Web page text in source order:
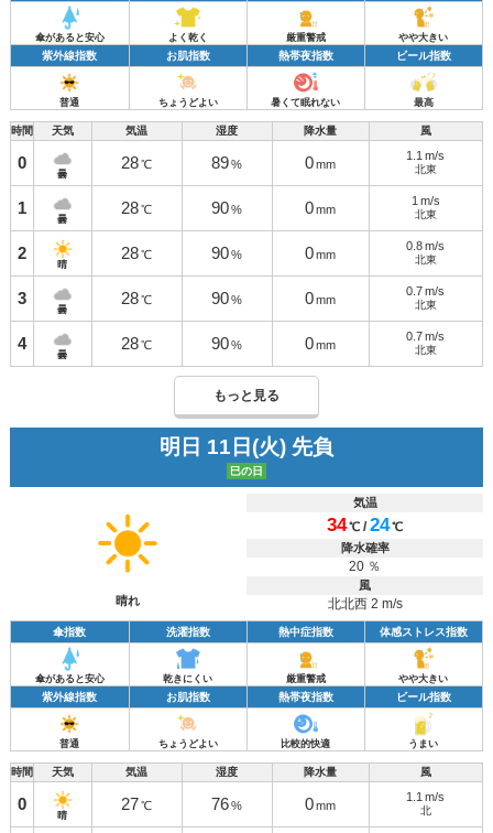
傘があると安心 よく乾く 厳重警戒 やや大きい
紫外線指数 お肌指数 熱帯夜指数 ビール指数
普通 ちょうどよい 暑くて眠れない 最高
時間 天気 気温 湿度 降水量 風
0
曇
28 ℃ 89 % 0 mm
1.1 m/s
北東
1
曇
28 ℃ 90 % 0 mm
1 m/s
北東
2
晴
28 ℃ 90 % 0 mm
0.8 m/s
北東
3
曇
28 ℃ 90 % 0 mm
0.7 m/s
北東
4
曇
28 ℃ 90 % 0 mm
0.7 m/s
北東
もっと見る
明日 11日(火) 先負
巳の日
晴れ
気温
34℃ /24℃
降水確率
20 ％
風
北北西 2 m/s
傘指数 洗濯指数 熱中症指数 体感ストレス指数
傘があると安心 乾きにくい 厳重警戒 やや大きい
紫外線指数 お肌指数 熱帯夜指数 ビール指数
普通 ちょうどよい 比較的快適 うまい
時間 天気 気温 湿度 降水量 風
0
晴
27 ℃ 76 % 0 mm
1.1 m/s
北